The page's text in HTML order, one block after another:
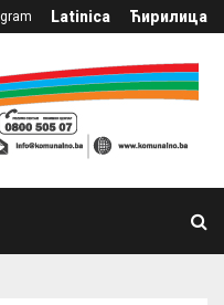
Latinica Ћирилица